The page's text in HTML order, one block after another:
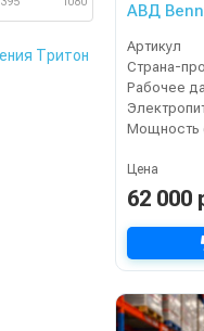
АВД
Артикул
Страна-
Мощность
Цена
62 000